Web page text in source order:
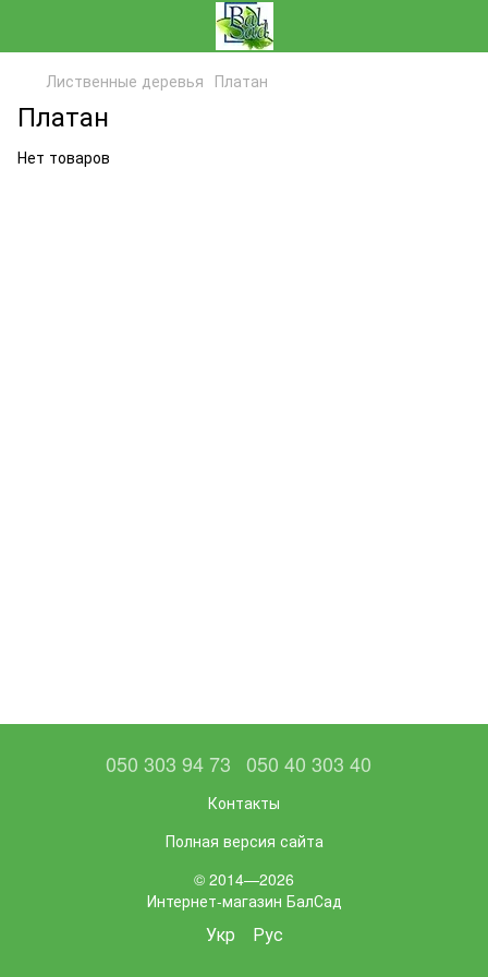
Лиственные деревья Платан
Платан
Нет товаров
050 303 94 73 050 40 303 40
Контакты
Полная версия сайта
© 2014—2026
Интернет-магазин БалСад
Укр Рус